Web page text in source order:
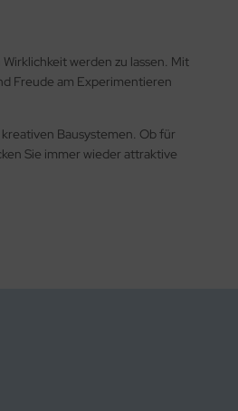
werden zu lassen. Mit
Freude am Experimentieren
Bausystemen. Ob für
Sie immer wieder attraktive